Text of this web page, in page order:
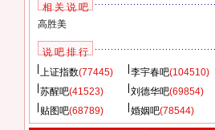
相 关 说 吧
高胜美
说 吧 排 行
上证指数(77445) 李宇春吧(104510)
苏醒吧(41523) 刘德华吧(69854)
贴图吧(68789) 婚姻吧(78544)